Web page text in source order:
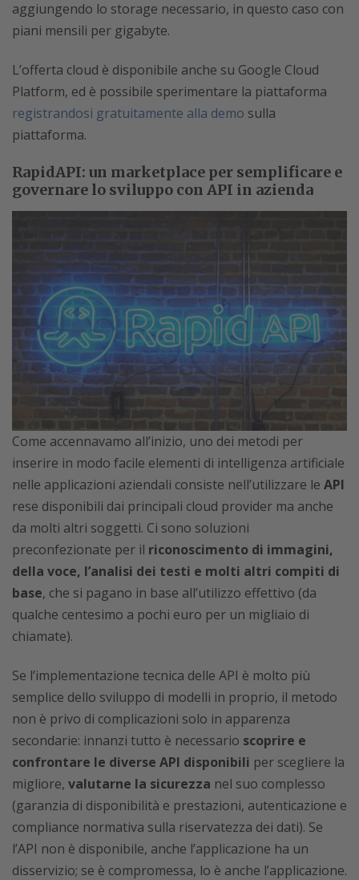
aggiungendo lo storage necessario, in questo caso con
piani mensili per gigabyte.
L’offerta cloud è disponibile anche su Google Cloud
Platform, ed è possibile sperimentare la piattaforma
registrandosi gratuitamente alla demo sulla
piattaforma.
RapidAPI: un marketplace per semplificare e
governare lo sviluppo con API in azienda
Come accennavamo all’inizio, uno dei metodi per
inserire in modo facile elementi di intelligenza artificiale
nelle applicazioni aziendali consiste nell’utilizzare le API
rese disponibili dai principali cloud provider ma anche
da molti altri soggetti. Ci sono soluzioni
preconfezionate per il riconoscimento di immagini,
della voce, l’analisi dei testi e molti altri compiti di
base, che si pagano in base all’utilizzo effettivo (da
qualche centesimo a pochi euro per un migliaio di
chiamate).
Se l’implementazione tecnica delle API è molto più
semplice dello sviluppo di modelli in proprio, il metodo
non è privo di complicazioni solo in apparenza
secondarie: innanzi tutto è necessario scoprire e
confrontare le diverse API disponibili per scegliere la
migliore, valutarne la sicurezza nel suo complesso
(garanzia di disponibilità e prestazioni, autenticazione e
compliance normativa sulla riservatezza dei dati). Se
l’API non è disponibile, anche l’applicazione ha un
disservizio; se è compromessa, lo è anche l’applicazione.